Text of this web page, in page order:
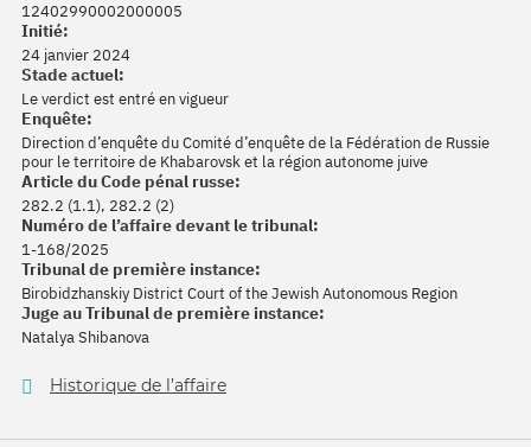
12402990002000005
Initié:
24 janvier 2024
Stade actuel:
Le verdict est entré en vigueur
Enquête:
Direction d’enquête du Comité d’enquête de la Fédération de Russie
pour le territoire de Khabarovsk et la région autonome juive
Article du Code pénal russe:
282.2 (1.1), 282.2 (2)
Numéro de l’affaire devant le tribunal:
1-168/2025
Tribunal de première instance:
Birobidzhanskiy District Court of the Jewish Autonomous Region
Juge au Tribunal de première instance:
Natalya Shibanova
Historique de l’affaire